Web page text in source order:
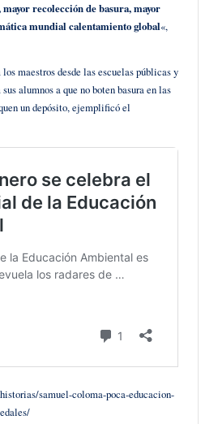
recolección de basura, mayor
mundial calentamiento global«,
maestros desde las escuelas públicas y
alumnos a que no boten basura en las
un depósito, ejemplificó el
samuel-coloma-poca-educacion-